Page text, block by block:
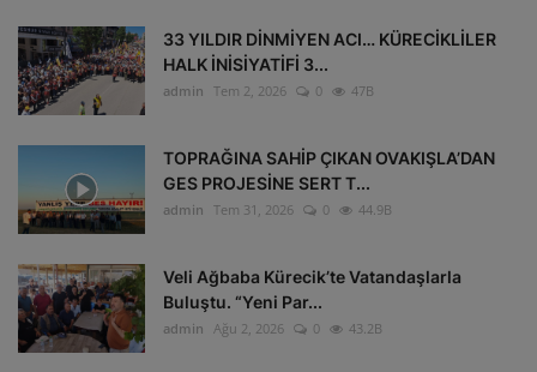
33 YILDIR DİNMİYEN ACI… KÜRECİKLİLER
HALK İNİSİYATİFİ 3...
admin Tem 2, 2026 0 47B
TOPRAĞINA SAHİP ÇIKAN OVAKIŞLA’DAN
GES PROJESİNE SERT T...
admin Tem 31, 2026 0 44.9B
Veli Ağbaba Kürecik’te Vatandaşlarla
Buluştu. “Yeni Par...
admin Ağu 2, 2026 0 43.2B